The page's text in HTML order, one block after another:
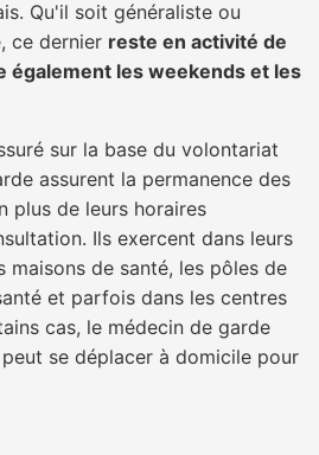
Qu'il soit généraliste ou
ce dernier reste en activité de
également les weekends et les
sur la base du volontariat
assurent la permanence des
plus de leurs horaires
Ils exercent dans leurs
maisons de santé, les pôles de
et parfois dans les centres
cas, le médecin de garde
se déplacer à domicile pour